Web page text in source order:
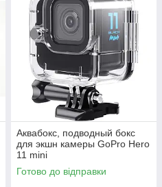
Аквабокс, подводный бокс
для экшн камеры GoPro Hero
11 mini
Готово до відправки